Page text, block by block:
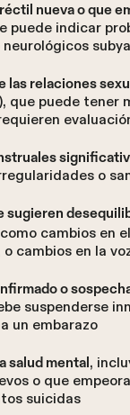
nueva o que
puede indicar
las relaciones
que puede tener
o
sugieren
cambios en
cambios en la
o
suspenderse
un embarazo
salud mental,
o que
suicidas